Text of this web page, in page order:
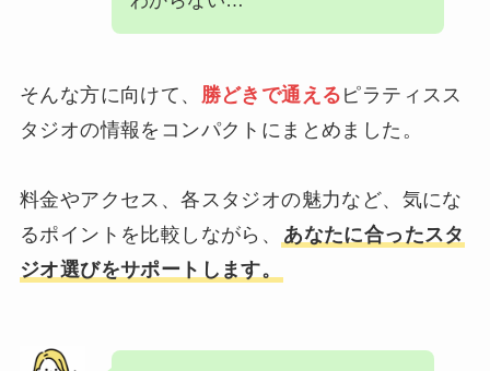
そんな方に向けて、 勝どきで通える ピラティスス
タジオの情報をコンパクトにまとめました。
料金やアクセス、各スタジオの魅力など、気にな
るポイントを比較しながら、
あなたに合ったスタ
ジオ選びをサポートします。